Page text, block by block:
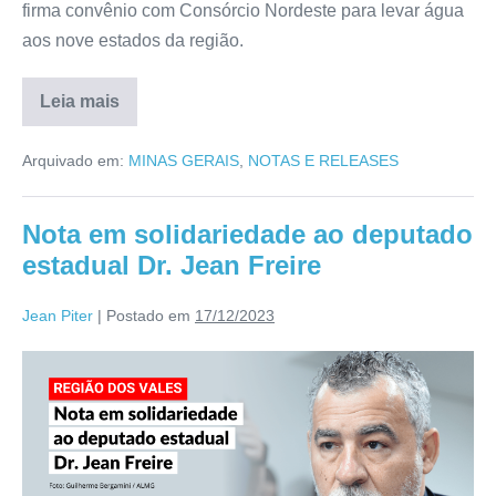
firma convênio com Consórcio Nordeste para levar água
aos nove estados da região.
Leia mais
Arquivado em: MINAS GERAIS NOTAS E RELEASES
Nota em solidariedade ao deputado
estadual Dr. Jean Freire
Jean Piter | Postado em 17/12/2023